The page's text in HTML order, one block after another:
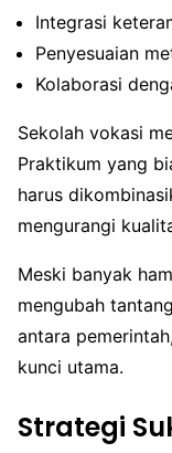
Integrasi
Penyesuaian
Kolaborasi
Sekolah vokasi
Praktikum yang
harus
mengurangi
Meski banyak
mengubah
antara
kunci utama.
Strategi